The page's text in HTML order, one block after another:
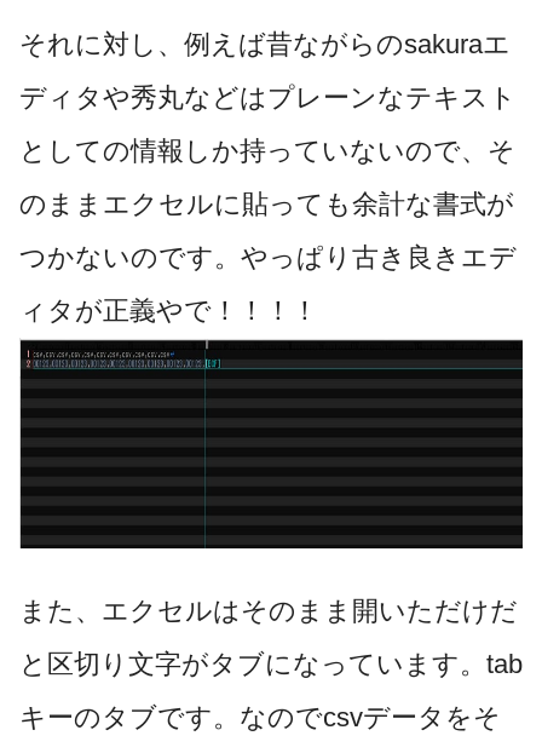
それに対し、例えば昔ながらのsakuraエ
ディタや秀丸などはプレーンなテキスト
としての情報しか持っていないので、そ
のままエクセルに貼っても余計な書式が
つかないのです。やっぱり古き良きエデ
ィタが正義やで！！！！
また、エクセルはそのまま開いただけだ
と区切り文字がタブになっています。tab
キーのタブです。なのでcsvデータをそ